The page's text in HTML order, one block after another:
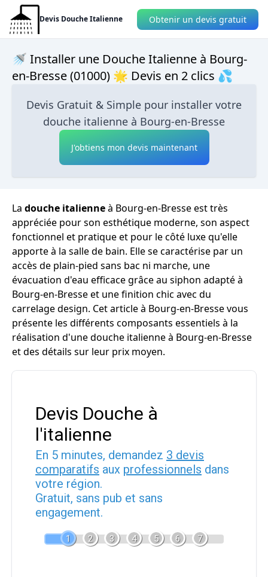
Devis Douche Italienne Obtenir un devis gratuit
🚿 Installer une Douche Italienne à Bourg-
en-Bresse (01000) 🌟 Devis en 2 clics 💦
Devis Gratuit & Simple pour installer votre
douche italienne à Bourg-en-Bresse
J'obtiens mon devis maintenant
La douche italienneà Bourg-en-Bresse est très
appréciée pour son esthétique moderne, son aspect
fonctionnel et pratique et pour le côté luxe qu'elle
apporte à la salle de bain. Elle se caractérise par un
accès de plain-pied sans bac ni marche, une
évacuation d'eau efficace grâce au siphon adapté à
Bourg-en-Bresse et une finition chic avec du
carrelage design. Cet article à Bourg-en-Bresse vous
présente les différents composants essentiels à la
réalisation d'une douche italienne à Bourg-en-Bresse
et des détails sur leur prix moyen.
Devis Douche à
l'italienne
En 5 minutes, demandez 3 devis
comparatifs aux professionnels dans
votre région.
Gratuit, sans pub et sans
engagement.
1 2 3 4 5 6 7